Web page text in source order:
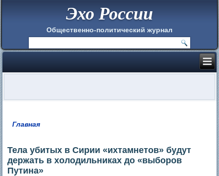
Эхо России
Общественно-политический журнал
Главная
Тела убитых в Сирии «ихтамнетов» будут
держать в холодильниках до «выборов
Путина»